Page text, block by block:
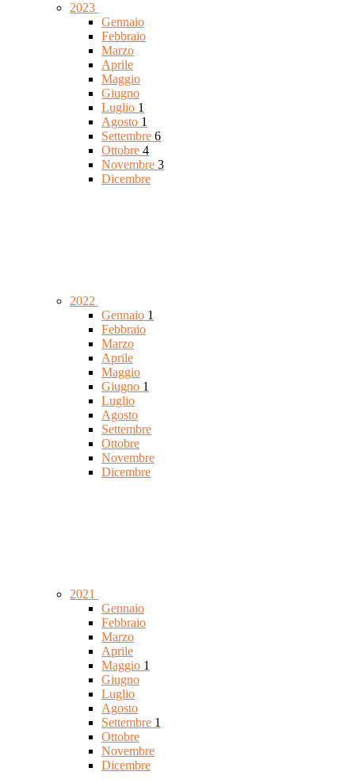
2023
Gennaio
Febbraio
Marzo
Aprile
Maggio
Giugno
Luglio 1
Agosto 1
Settembre 6
Ottobre 4
Novembre 3
Dicembre
2022
Gennaio 1
Febbraio
Marzo
Aprile
Maggio
Giugno 1
Luglio
Agosto
Settembre
Ottobre
Novembre
Dicembre
2021
Gennaio
Febbraio
Marzo
Aprile
Maggio 1
Giugno
Luglio
Agosto
Settembre 1
Ottobre
Novembre
Dicembre